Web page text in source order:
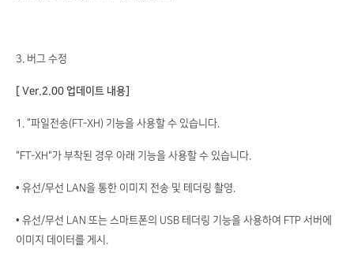
3. 버그 수정
[ Ver.2.00 업데이트 내용]
1. “파일전송(FT-XH) 기능을 사용할 수 있습니다.
"FT-XH"가 부착된 경우 아래 기능을 사용할 수 있습니다.
• 유선/무선 LAN을 통한 이미지 전송 및 테더링 촬영.
• 유선/무선 LAN 또는 스마트폰의 USB 테더링 기능을 사용하여 FTP 서버에
이미지 데이터를 게시.